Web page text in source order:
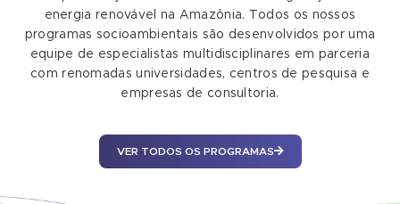
energia renovável na Amazônia. Todos os nossos
programas socioambientais são desenvolvidos por uma
equipe de especialistas multidisciplinares em parceria
com renomadas universidades, centros de pesquisa e
empresas de consultoria.
VER TODOS OS PROGRAMAS